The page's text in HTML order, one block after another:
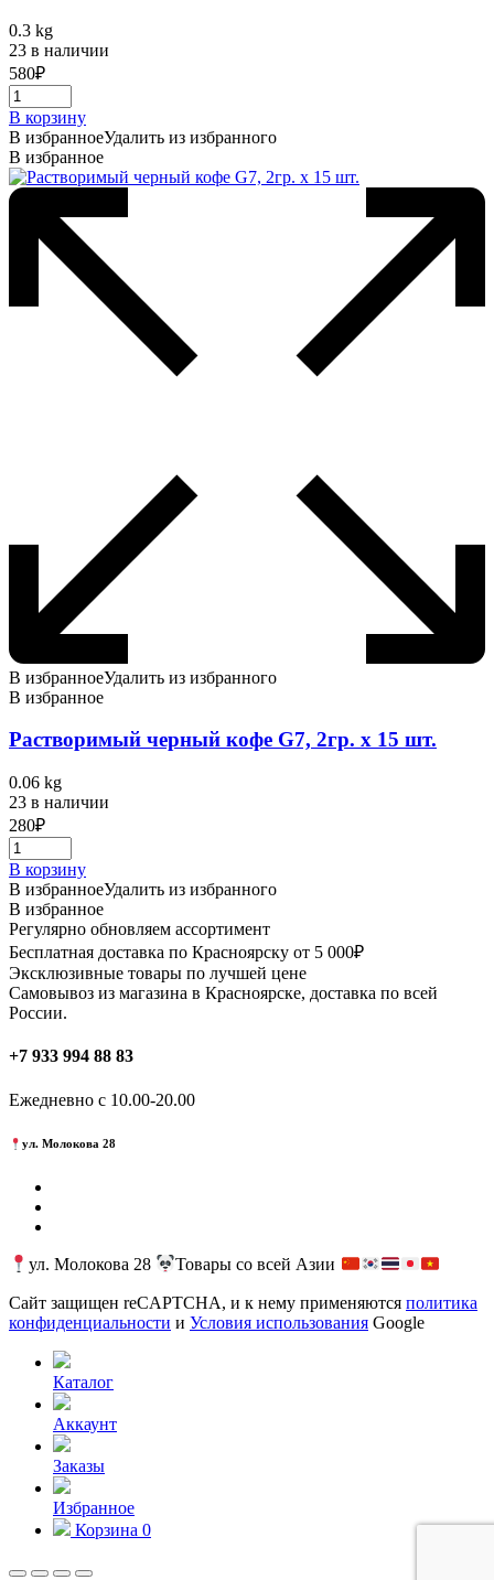
0.3 kg
23 в наличии
580₽
В корзину
В избранноеУдалить из избранного
В избранное
В избранноеУдалить из избранного
В избранное
Растворимый черный кофе G7, 2гр. х 15 шт.
0.06 kg
23 в наличии
280₽
В корзину
В избранноеУдалить из избранного
В избранное
Регулярно обновляем ассортимент
Бесплатная доставка по Красноярску от 5 000₽
Эксклюзивные товары по лучшей цене
Самовывоз из магазина в Красноярске, доставка по всей
России.
+7 933 994 88 83
Ежедневно с 10.00-20.00
ул. Молокова 28
ул. Молокова 28
Товары со всей Азии
Сайт защищен reCAPTCHA, и к нему применяются политика
конфиденциальности и Условия использования Google
Каталог
Аккаунт
Заказы
Избранное
Корзина 0